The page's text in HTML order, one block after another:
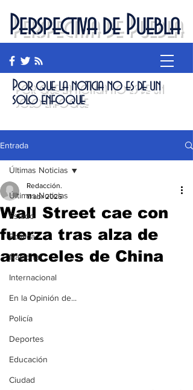
Perspectiva de Puebla
Por que la noticia no es de un
solo enfoque
Entrada
Últimas Noticias
Estado
Política
Nacional
Internacional
En la Opinión de...
Policía
Deportes
Educación
Ciudad
Últimas Noticias
Wall Street cae con
fuerza tras alza de
aranceles de China
Redacción.
11 abr 2025